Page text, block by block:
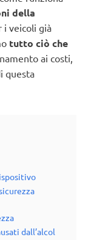
della
i veicoli già
tutto ciò che
ai costi,
questa
dall’alcol